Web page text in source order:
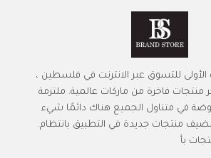
للتسوق عبر الانترنت في فلسطين ،
منتجات فاخرة من ماركات عالمية. ملتزمة
في متناول الجميع هناك دائمًا شيء
منتجات جديدة في التطبيق بانتظام.
بأ